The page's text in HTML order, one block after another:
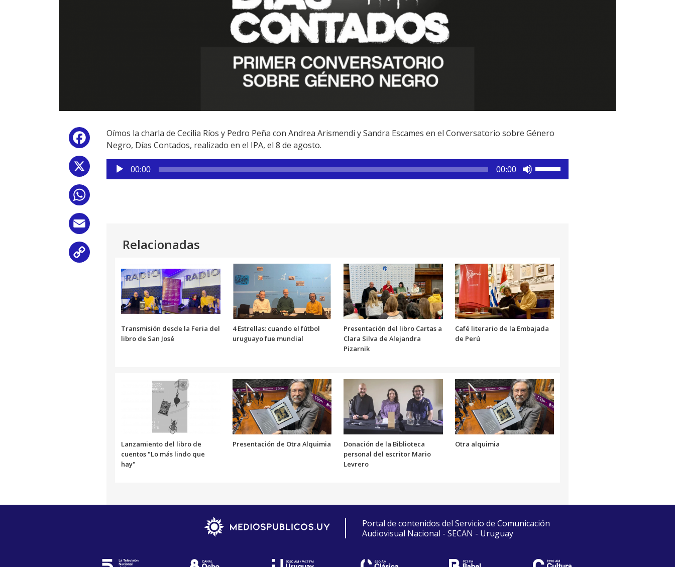
Facebook
Oímos la charla de Cecilia Ríos y Pedro Peña con Andrea Arismendi y Sandra Escames en el Conversatorio sobre Género
Negro, Días Contados, realizado en el IPA, el 8 de agosto.
Reproductor
de
00:00 00:00
disminuir
el
volumen.
Relacionadas
Transmisión desde la Feria del
libro de San José
4 Estrellas: cuando el fútbol
uruguayo fue mundial
Presentación del libro Cartas a
Clara Silva de Alejandra
Pizarnik
Café literario de la Embajada
de Perú
Lanzamiento del libro de
cuentos "Lo más lindo que
hay"
Presentación de Otra Alquimia
Donación de la Biblioteca
personal del escritor Mario
Levrero
Otra alquimia
Portal de contenidos del Servicio de Comunicación
Audiovisual Nacional - SECAN - Uruguay